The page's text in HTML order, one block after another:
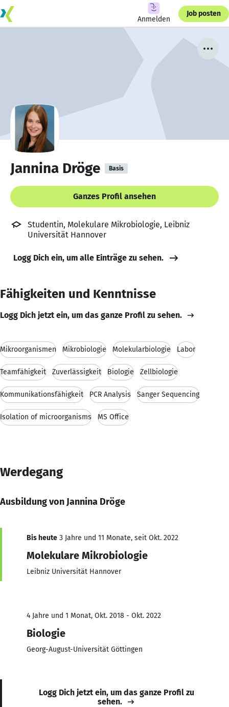
Anmelden
Job posten
Jannina Dröge Basis
Ganzes Profil ansehen
Studentin, Molekulare Mikrobiologie, Leibniz
Universität Hannover
Logg Dich ein, um alle Einträge zu sehen.
Fähigkeiten und Kenntnisse
Logg Dich jetzt ein, um das ganze Profil zu sehen.
Mikroorganismen Mikrobiologie Molekularbiologie Labor
Teamfähigkeit Zuverlässigkeit Biologie Zellbiologie
Kommunikationsfähigkeit PCR Analysis Sanger Sequencing
Isolation of microorganisms MS Office
Werdegang
Ausbildung von Jannina Dröge
Bis heute 3 Jahre und 11 Monate, seit Okt. 2022
Molekulare Mikrobiologie
Leibniz Universität Hannover
4 Jahre und 1 Monat, Okt. 2018 - Okt. 2022
Biologie
Georg-August-Universität Göttingen
Logg Dich jetzt ein, um das ganze Profil zu
sehen.